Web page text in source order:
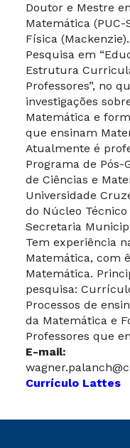
Doutor e Mestre
Matemática (PUC-
Física
Pesquisa em
Estrutura
Professores”, no
investigações
Matemática e
que ensinam
Atualmente é
Programa de Pós-
de Ciências e
Universidade
do Núcleo
Secretaria
Tem experiência
Matemática, com
Matemática.
pesquisa:
Processos de
da Matemática e
Professores que
E-mail:
Currículo Lattes